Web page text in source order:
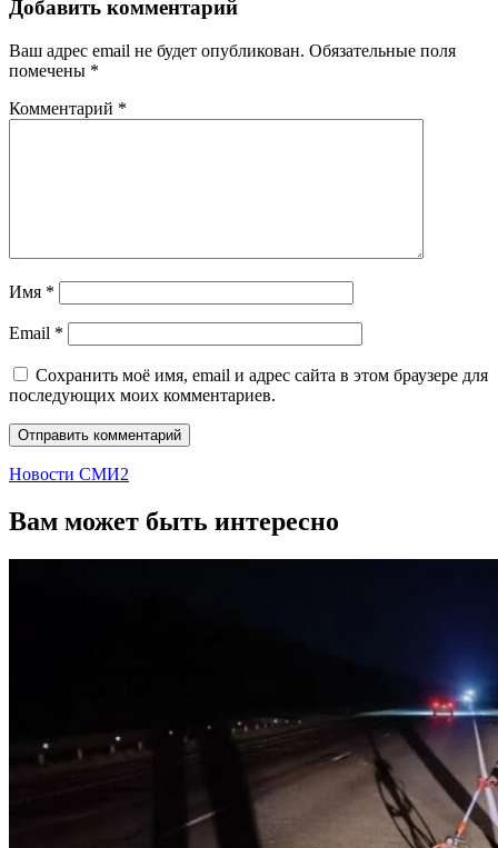
Добавить комментарий
Ваш адрес email не будет опубликован. Обязательные поля
помечены *
Комментарий *
Имя *
Email *
Сохранить моё имя, email и адрес сайта в этом браузере для
последующих моих комментариев.
Новости СМИ2
Вам может быть интересно